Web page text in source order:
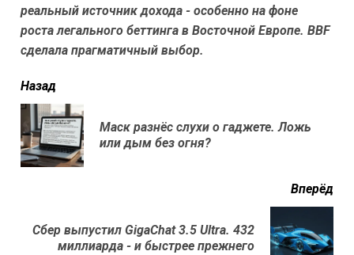
реальный источник дохода - особенно на фоне
роста легального беттинга в Восточной Европе. BBF
сделала прагматичный выбор.
читать
еще
Назад
Маск разнёс слухи о гаджете. Ложь
или дым без огня?
Вперёд
Next
Сбер выпустил GigaChat 3.5 Ultra. 432
миллиарда - и быстрее прежнего